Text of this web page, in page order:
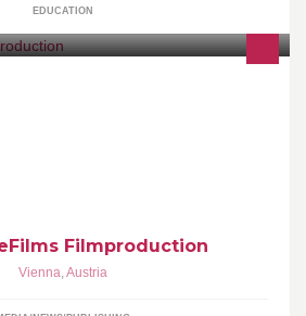
EDUCATION
Filmproduction
Vienna,Austria